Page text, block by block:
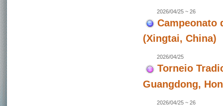
2026/04/25 ~ 26
Campeonato
(Xingtai, China)
2026/04/25
Torneio
Guangdong,
2026/04/25 ~ 26